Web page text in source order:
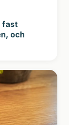
fast
och